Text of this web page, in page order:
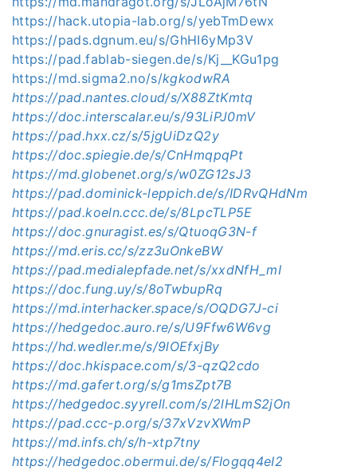
https://hack.utopia-lab.org/s/yebTmDewx
https://pads.dgnum.eu/s/GhHI6yMp3V
https://pad.fablab-siegen.de/s/Kj__KGu1pg
https://md.sigma2.no/s/kgkodwRA
https://pad.nantes.cloud/s/X88ZtKmtq
https://doc.interscalar.eu/s/93LiPJ0mV
https://pad.hxx.cz/s/5jgUiDzQ2y
https://doc.spiegie.de/s/CnHmqpqPt
https://md.globenet.org/s/w0ZG12sJ3
https://pad.dominick-leppich.de/s/IDRvQHdNm
https://pad.koeln.ccc.de/s/8LpcTLP5E
https://doc.gnuragist.es/s/QtuoqG3N-f
https://md.eris.cc/s/zz3uOnkeBW
https://pad.medialepfade.net/s/xxdNfH_mI
https://doc.fung.uy/s/8oTwbupRq
https://md.interhacker.space/s/OQDG7J-ci
https://hedgedoc.auro.re/s/U9Ffw6W6vg
https://hd.wedler.me/s/9lOEfxjBy
https://doc.hkispace.com/s/3-qzQ2cdo
https://md.gafert.org/s/g1msZpt7B
https://hedgedoc.syyrell.com/s/2lHLmS2jOn
https://pad.ccc-p.org/s/37xVzvXWmP
https://md.infs.ch/s/h-xtp7tny
https://hedgedoc.obermui.de/s/FIogqq4eI2